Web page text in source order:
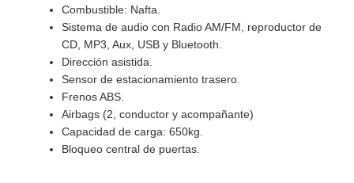
Combustible: Nafta.
Sistema de audio con Radio AM/FM, reproductor de
CD, MP3, Aux, USB y Bluetooth.
Dirección asistida.
Sensor de estacionamiento trasero.
Frenos ABS.
Airbags (2, conductor y acompañante)
Capacidad de carga: 650kg.
Bloqueo central de puertas.